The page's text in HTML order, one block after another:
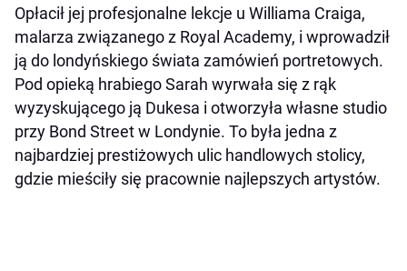
Opłacił jej profesjonalne lekcje u Williama Craiga,
malarza związanego z Royal Academy, i wprowadził
ją do londyńskiego świata zamówień portretowych.
Pod opieką hrabiego Sarah wyrwała się z rąk
wyzyskującego ją Dukesa i otworzyła własne studio
przy Bond Street w Londynie. To była jedna z
najbardziej prestiżowych ulic handlowych stolicy,
gdzie mieściły się pracownie najlepszych artystów.